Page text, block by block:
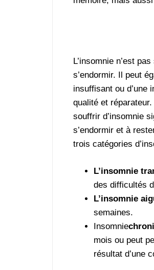
L’insomnie n’est
s’endormir. Il peut
insuffisant ou d’une
qualité et
souffrir d’insomnie
s’endormir et à
trois catégories
L’insomnie
des difficultés
L’insomnie
semaines.
Insomnie
mois ou peut
résultat d’une